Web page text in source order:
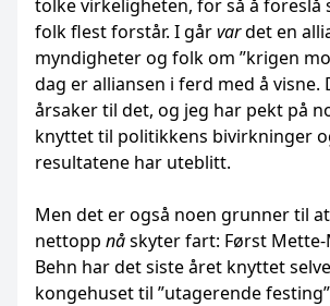
tolke virkeligheten, for så å foreslå
folk flest forstår. I gårvardet en
myndigheter og folk om ”krigen
dag er alliansen i ferd med å visne.
årsaker til det, og jeg har pekt på
knyttet til politikkens bivirkninger
resultatene har uteblitt.
Men det er også noen grunner til
nettopp nåskyter fart: Først
Behn har det siste året knyttet
kongehuset til ”utagerende